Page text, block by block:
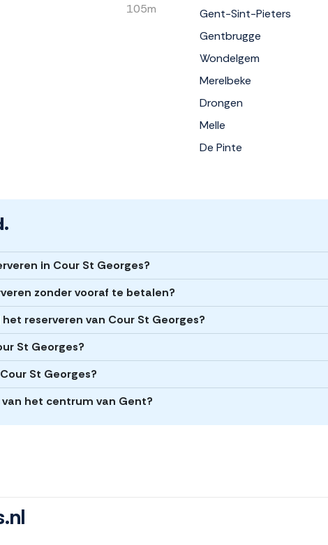
105m
Gent-Sint-Pieters
Gentbrugge
Wondelgem
Merelbeke
Drongen
Melle
De Pinte
in Cour St Georges?
zonder vooraf te betalen?
reserveren van Cour St Georges?
St Georges?
St Georges?
het centrum van Gent?